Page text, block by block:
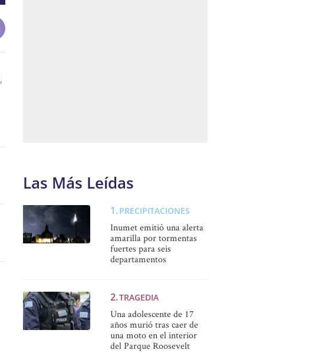
,
Las Más Leídas
PRECIPITACIONES
Inumet emitió una alerta
amarilla por tormentas
fuertes para seis
departamentos
TRAGEDIA
Una adolescente de 17
años murió tras caer de
una moto en el interior
del Parque Roosevelt